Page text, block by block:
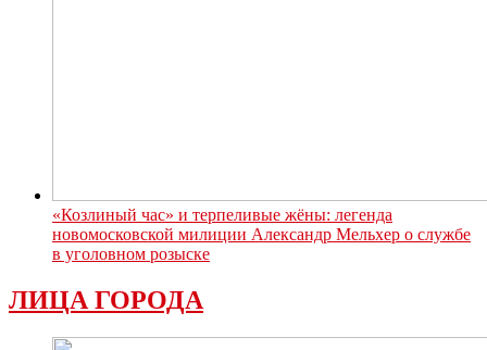
«Козлиный час» и терпеливые жёны: легенда
новомосковской милиции Александр Мельхер о службе
в уголовном розыске
ЛИЦА ГОРОДА